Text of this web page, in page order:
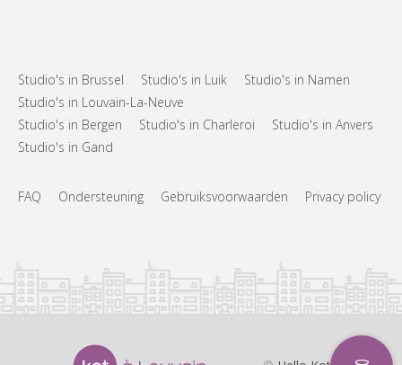
Studio's in Brussel Studio's in Luik
Studio's in Namen
Studio's in Louvain-La-Neuve
Studio's in Bergen
Studio's in Charleroi
Studio's in Anvers
Studio's in Gand
FAQ Ondersteuning Gebruiksvoorwaarden Privacy policy